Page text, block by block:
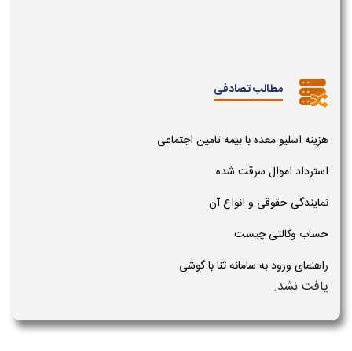
مطالب تصادفی
هزینه اسلیو معده با بیمه تامین اجتماعی
استرداد اموال سرقت شده
نمایندگی حقوقی و انواع آن
حساب وکالتی چیست
راهنمای ورود به سامانه ثنا با گوشی
یافت نشد.